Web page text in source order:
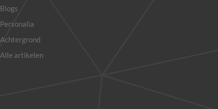
Blogs
Personalia
Achtergrond
Alle artikelen